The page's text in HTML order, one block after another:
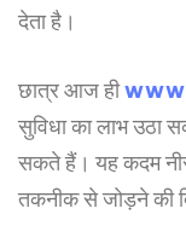
देता है।
छात्र आज ही
सुविधा का लाभ उठा
सकते हैं। यह कदम
तकनीक से जोड़ने की